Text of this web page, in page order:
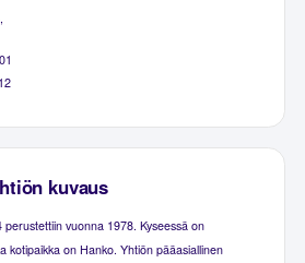
kuvaus
perustettiin vuonna 1978. Kyseessä on
kotipaikka on Hanko. Yhtiön pääasiallinen